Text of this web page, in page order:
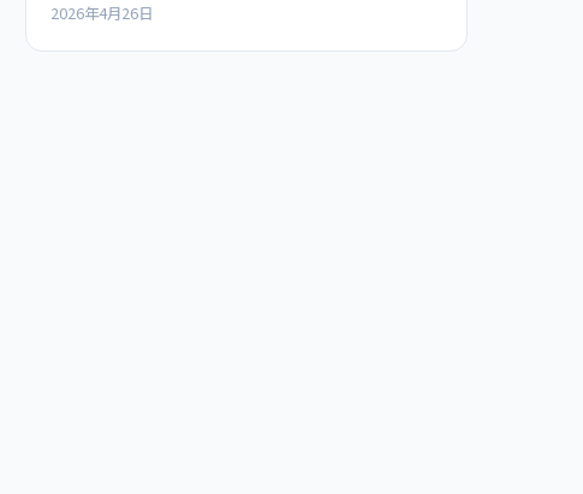
超入門
2026年4月26日